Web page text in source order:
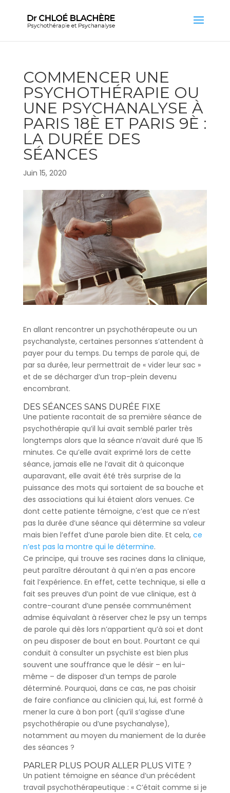
COMMENCER UNE
PSYCHOTHÉRAPIE OU
UNE PSYCHANALYSE À
PARIS 18È ET PARIS 9È :
LA DURÉE DES
SÉANCES
Juin 15, 2020
En allant rencontrer un psychothérapeute ou un
psychanalyste, certaines personnes s’attendent à
payer pour du temps. Du temps de parole qui, de
par sa durée, leur permettrait de « vider leur sac »
et de se décharger d’un trop-plein devenu
encombrant.
DES SÉANCES SANS DURÉE FIXE
Une patiente racontait de sa première séance de
psychothérapie qu’il lui avait semblé parler très
longtemps alors que la séance n’avait duré que 15
minutes. Ce qu’elle avait exprimé lors de cette
séance, jamais elle ne l’avait dit à quiconque
auparavant, elle avait été très surprise de la
puissance des mots qui sortaient de sa bouche et
des associations qui lui étaient alors venues. Ce
dont cette patiente témoigne, c’est que ce n’est
pas la durée d’une séance qui détermine sa valeur
mais bien l’effet d’une parole bien dite. Et cela, ce
n’est pas la montre qui le détermine.
Ce principe, qui trouve ses racines dans la clinique,
peut paraître déroutant à qui n’en a pas encore
fait l’expérience. En effet, cette technique, si elle a
fait ses preuves d’un point de vue clinique, est à
contre-courant d’une pensée communément
admise équivalant à réserver chez le psy un temps
de parole qui dès lors n’appartient qu’à soi et dont
on peu disposer de bout en bout. Pourtant ce qui
conduit à consulter un psychiste est bien plus
souvent une souffrance que le désir – en lui-
même – de disposer d’un temps de parole
déterminé. Pourquoi, dans ce cas, ne pas choisir
de faire confiance au clinicien qui, lui, est formé à
mener la cure à bon port (qu’il s’agisse d’une
psychothérapie ou d’une psychanalyse),
notamment au moyen du maniement de la durée
des séances ?
PARLER PLUS POUR ALLER PLUS VITE ?
Un patient témoigne en séance d’un précédent
travail psychothérapeutique : « C’était comme si je